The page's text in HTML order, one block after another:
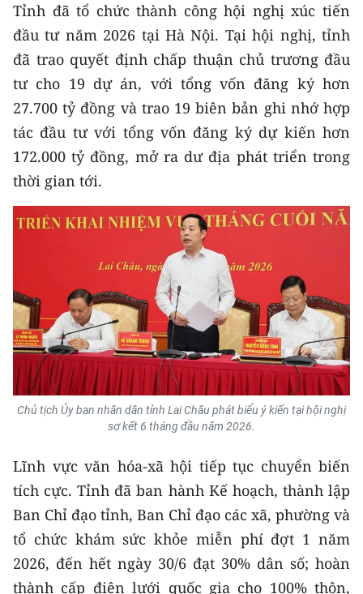
Media Giáo dục
Media Y tế
Media Khoa học - Công nghệ
Media Môi trường
Ảnh
Infographic
TIN ĐỊA PHƯƠNG
Trung du và miền núi phía Bắc
Đồng bằng sông Hồng
Bắc Trung Bộ
Duyên hải Nam Trung Bộ và Tây
Đông Nam Bộ
Đồng bằng sông Cửu Long
Chuyên trang Hà Nội
Tỉnh đã tổ chức thành công hội nghị xúc tiến
đầu tư năm 2026 tại Hà Nội. Tại hội nghị, tỉnh
đã trao quyết định chấp thuận chủ trương đầu
tư cho 19 dự án, với tổng vốn đăng ký hơn
27.700 tỷ đồng và trao 19 biên bản ghi nhớ hợp
tác đầu tư với tổng vốn đăng ký dự kiến hơn
172.000 tỷ đồng, mở ra dư địa phát triển trong
thời gian tới.
Chủ tịch Ủy ban nhân dân tỉnh Lai Châu phát biểu ý kiến tại hội nghị
sơ kết 6 tháng đầu năm 2026.
Lĩnh vực văn hóa-xã hội tiếp tục chuyển biến
tích cực. Tỉnh đã ban hành Kế hoạch, thành lập
Ban Chỉ đạo tỉnh, Ban Chỉ đạo các xã, phường và
tổ chức khám sức khỏe miễn phí đợt 1 năm
2026, đến hết ngày 30/6 đạt 30% dân số; hoàn
thành cấp điện lưới quốc gia cho 100% thôn,